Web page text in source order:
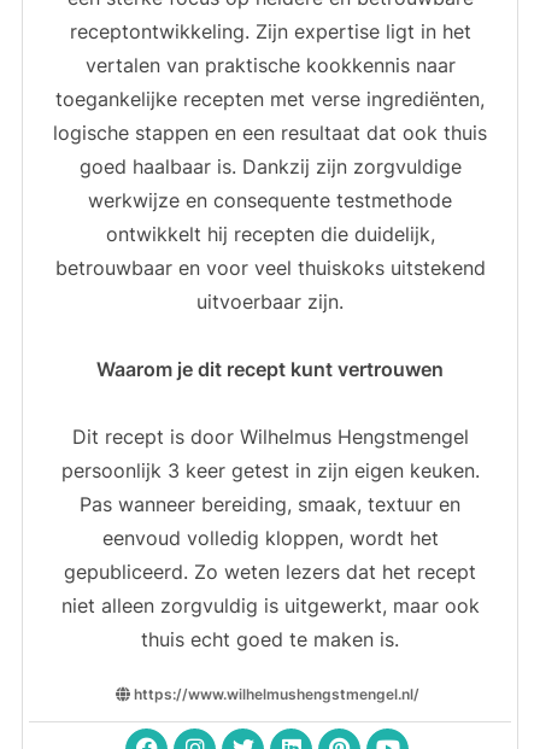
receptontwikkeling. Zijn expertise ligt in het
vertalen van praktische kookkennis naar
toegankelijke recepten met verse ingrediënten,
logische stappen en een resultaat dat ook thuis
goed haalbaar is. Dankzij zijn zorgvuldige
werkwijze en consequente testmethode
ontwikkelt hij recepten die duidelijk,
betrouwbaar en voor veel thuiskoks uitstekend
uitvoerbaar zijn.
Waarom je dit recept kunt vertrouwen
Dit recept is door Wilhelmus Hengstmengel
persoonlijk 3 keer getest in zijn eigen keuken.
Pas wanneer bereiding, smaak, textuur en
eenvoud volledig kloppen, wordt het
gepubliceerd. Zo weten lezers dat het recept
niet alleen zorgvuldig is uitgewerkt, maar ook
thuis echt goed te maken is.
https://www.wilhelmushengstmengel.nl/